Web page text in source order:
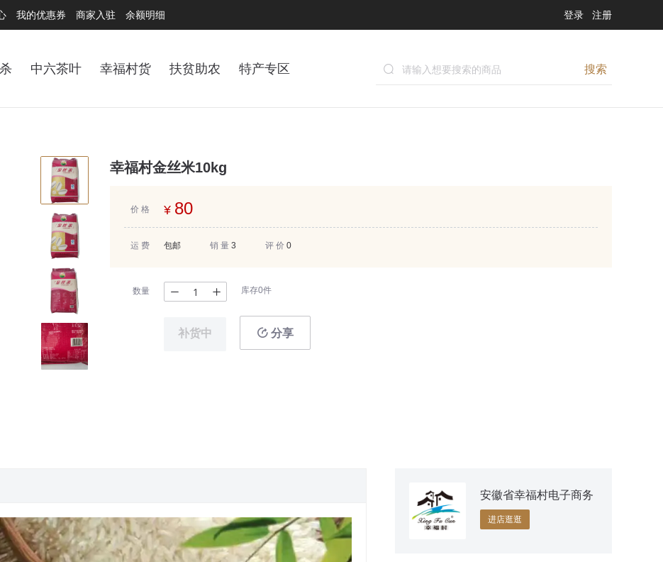
我的优惠券 商家入驻 余额明细 登录 注册
中六茶叶 幸福村货 扶贫助农 特产专区 搜索
幸福村金丝米10kg
价 格 ¥ 80
运 费 包邮 销 量 3 评 价 0
数量 库存0件
补货中 分享
安徽省幸福村电子商务
有限公司
进店逛逛